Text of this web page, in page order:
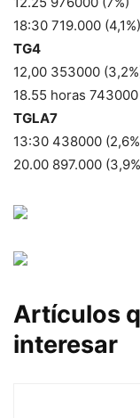
18:30 719.000 (4,1%)
TG4
12,00 353000
18.55 horas
TGLA7
13:30 438000
20.00 897.000
Artículos
interesar